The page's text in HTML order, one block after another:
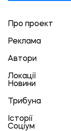
Про проект
Реклама
Автори
Локації
Новини
Трибуна
Історії
Соціум